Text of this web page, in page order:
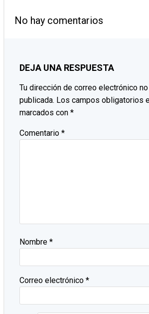
ENTRADAS
LAS
No hay comentarios
DEJA UNA RESPUESTA
Tu dirección de correo electrónico
publicada. Los campos obligatorios
marcados con *
Comentario *
Nombre *
Correo electrónico *